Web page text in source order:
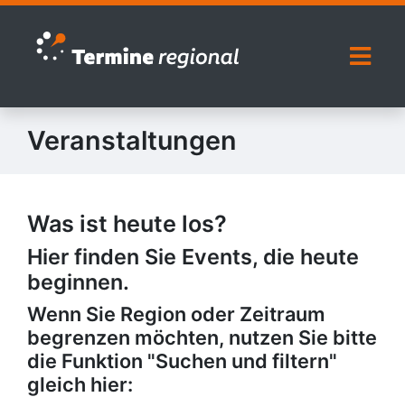
Zur Navigation springen
Zum Inhalt springen
Veranstaltungen
Was ist heute los?
Hier finden Sie Events, die heute
beginnen.
Wenn Sie Region oder Zeitraum
begrenzen möchten, nutzen Sie bitte
die Funktion "Suchen und filtern"
gleich hier: